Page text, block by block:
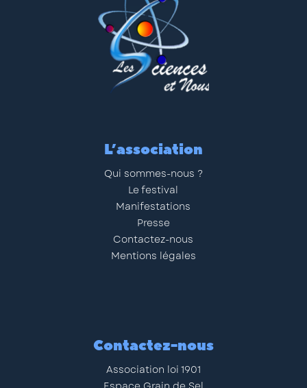
L’association
Qui sommes-nous ?
Le festival
Manifestations
Presse
Contactez-nous
Mentions légales
Contactez-nous
Association loi 1901